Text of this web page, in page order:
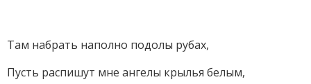
Там набрать наполно подолы рубах,
Пусть распишут мне ангелы крылья белым,